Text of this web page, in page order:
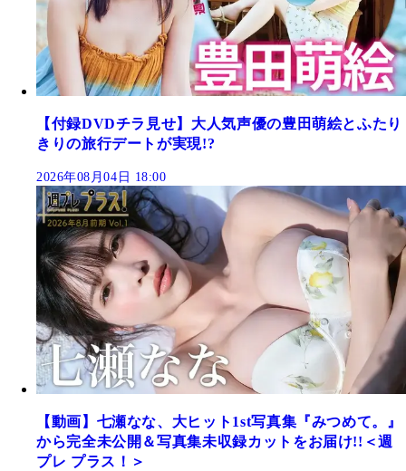
【付録DVDチラ見せ】大人気声優の豊田萌絵とふたり
きりの旅行デートが実現!?
2026年08月04日 18:00
【動画】七瀬なな、大ヒット1st写真集『みつめて。』
から完全未公開＆写真集未収録カットをお届け!!＜週
プレ プラス！＞